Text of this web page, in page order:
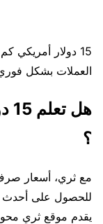
15 دولار
العملات بشكل
؟
مع ثري، أسعار صرف
للحصول على أحدث
يقدم موقع ثري